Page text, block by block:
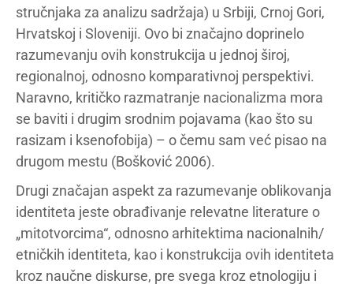
stručnjaka za analizu sadržaja) u Srbiji, Crnoj Gori,
Hrvatskoj i Sloveniji. Ovo bi značajno doprinelo
razumevanju ovih konstrukcija u jednoj široj,
regionalnoj, odnosno komparativnoj perspektivi.
Naravno, kritičko razmatranje nacionalizma mora
se baviti i drugim srodnim pojavama (kao što su
rasizam i ksenofobija) – o čemu sam već pisao na
drugom mestu (Bošković 2006).
Drugi značajan aspekt za razumevanje oblikovanja
identiteta jeste obrađivanje relevatne literature o
„mitotvorcima“, odnosno arhitektima nacionalnih/
etničkih identiteta, kao i konstrukcija ovih identiteta
kroz naučne diskurse, pre svega kroz etnologiju i